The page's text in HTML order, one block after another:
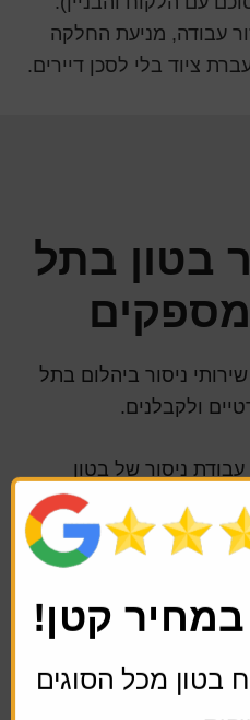
עבודה, מניעת החלקה
ציוד בלי לסכן דיירים.
בטון בתל
ניסור ביהלום בתל
ולקבלנים.
ניסור של בטון
במחיר קטן!
בטון מכל הסוגים